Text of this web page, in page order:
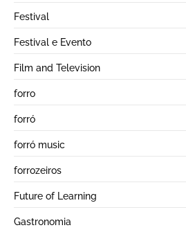
Festival
Festival e Evento
Film and Television
forro
forró
forró music
forrozeiros
Future of Learning
Gastronomia